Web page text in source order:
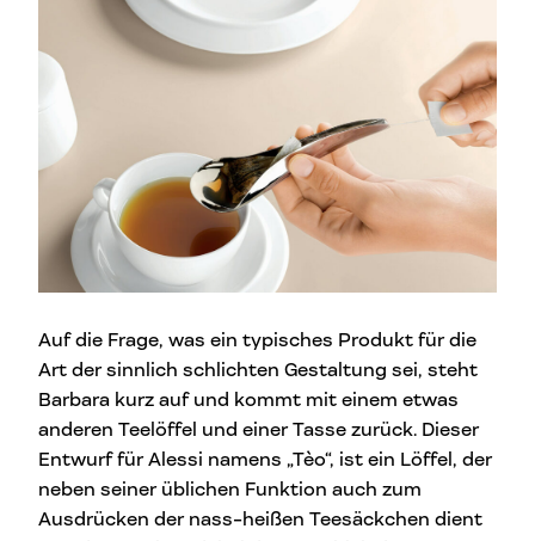
Auf die Frage, was ein typisches Produkt für die
Art der sinnlich schlichten Gestaltung sei, steht
Barbara kurz auf und kommt mit einem etwas
anderen Teelöffel und einer Tasse zurück. Dieser
Entwurf für Alessi namens „Tèo“, ist ein Löffel, der
neben seiner üblichen Funktion auch zum
Ausdrücken der nass-heißen Teesäckchen dient